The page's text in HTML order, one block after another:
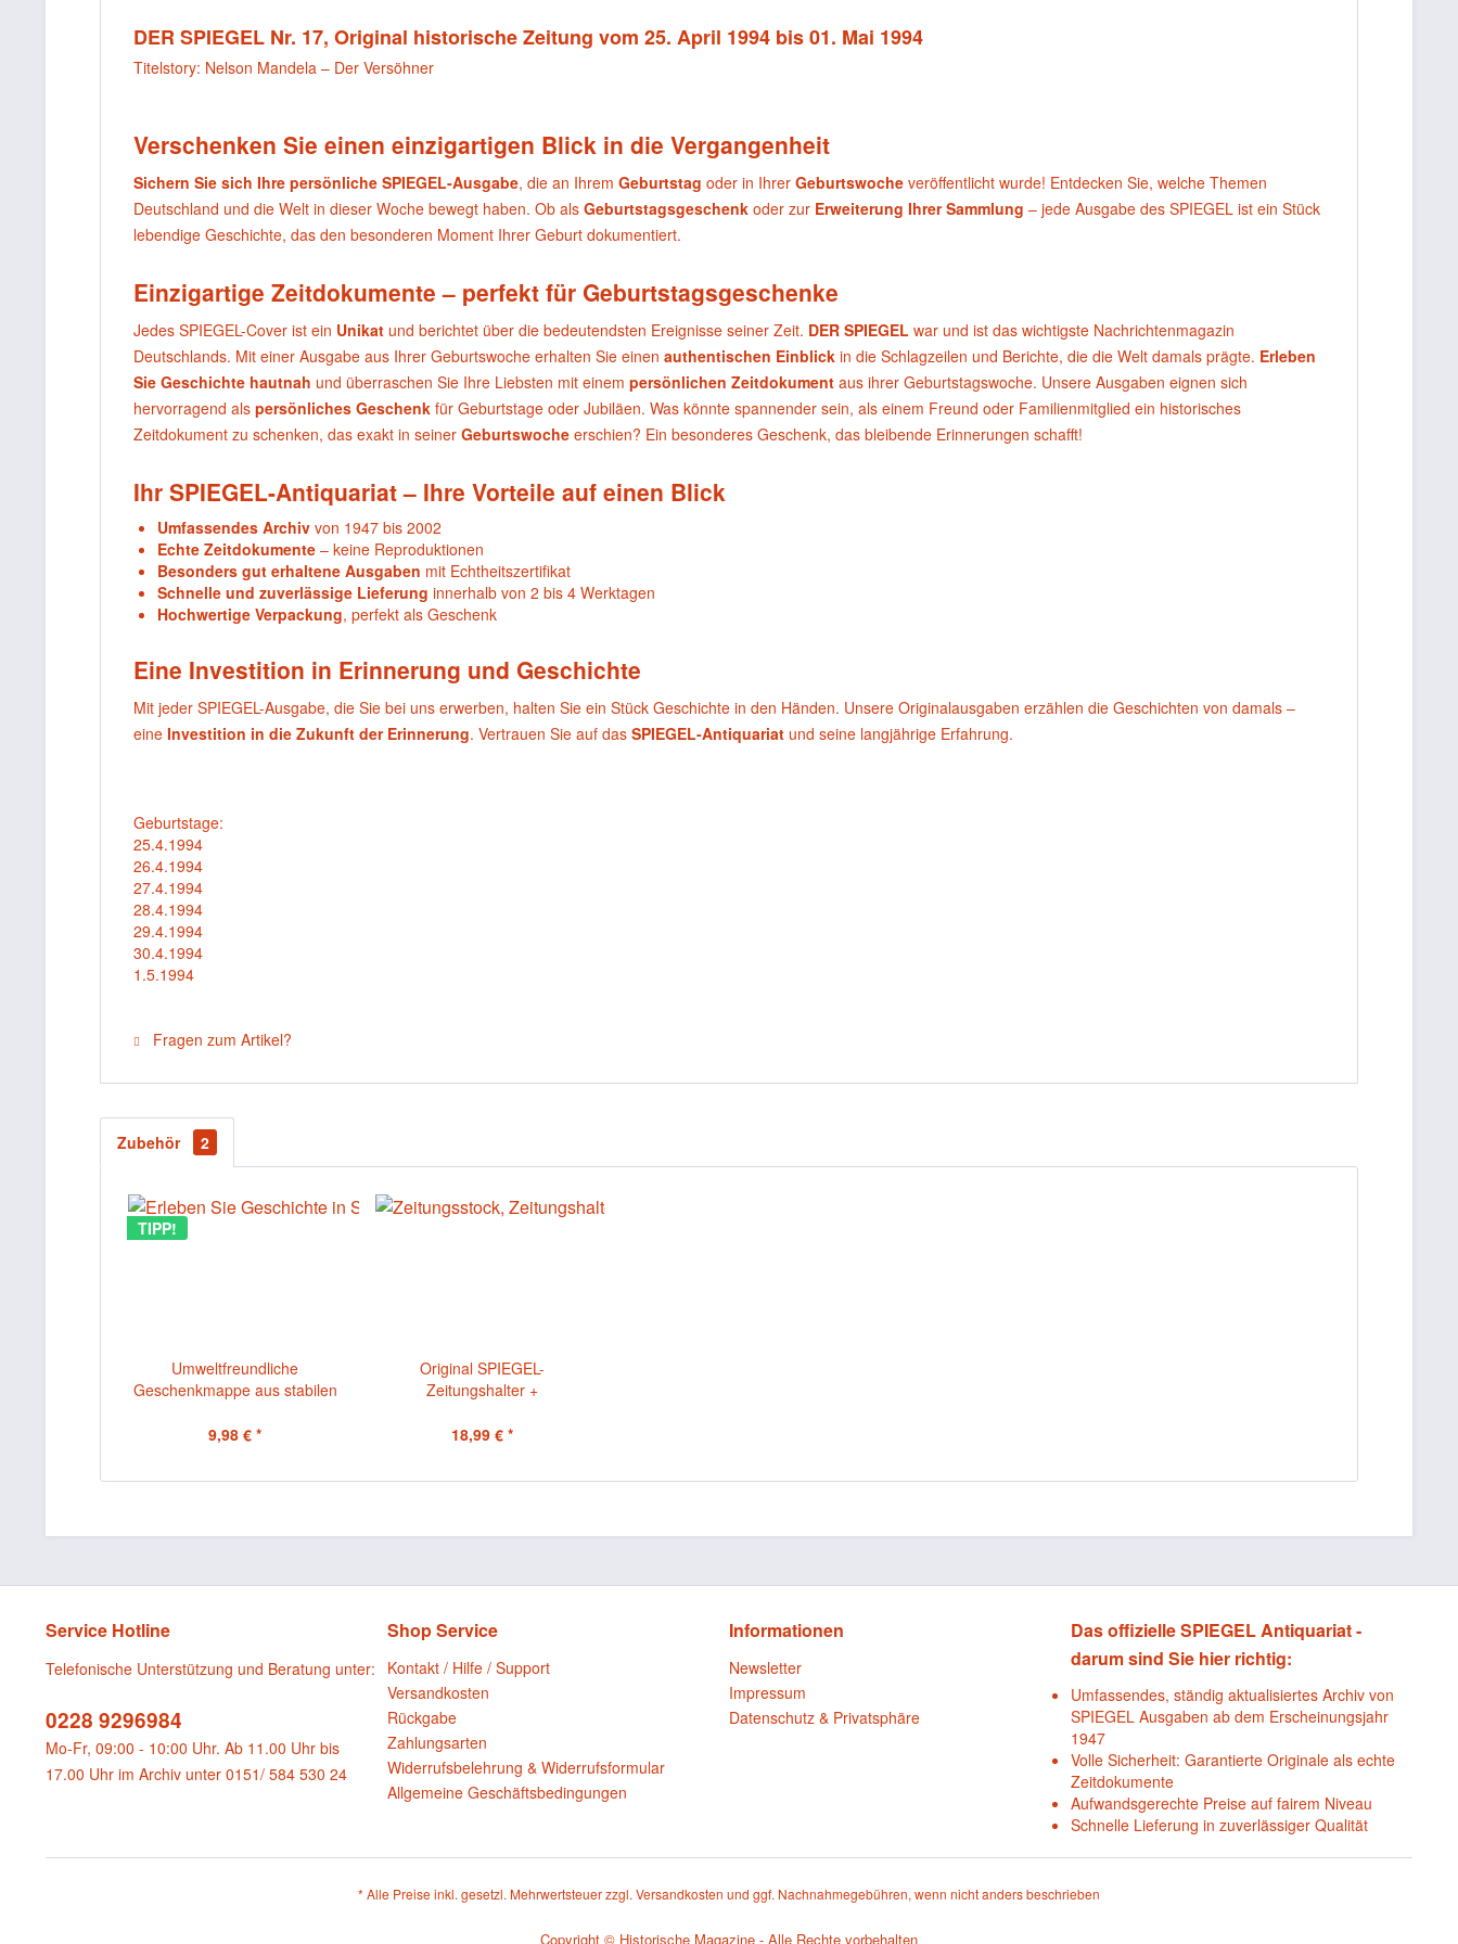
DER SPIEGEL Nr. 17, Original historische Zeitung vom 25. April 1994 bis 01. Mai 1994
Titelstory: Nelson Mandela – Der Versöhner
Verschenken Sie einen einzigartigen Blick in die Vergangenheit
Sichern Sie sich Ihre persönliche SPIEGEL-Ausgabe, die an Ihrem Geburtstag oder in Ihrer Geburtswoche veröffentlicht wurde! Entdecken Sie, welche Themen
Deutschland und die Welt in dieser Woche bewegt haben. Ob als Geburtstagsgeschenk oder zur Erweiterung Ihrer Sammlung – jede Ausgabe des SPIEGEL ist ein Stück
lebendige Geschichte, das den besonderen Moment Ihrer Geburt dokumentiert.
Einzigartige Zeitdokumente – perfekt für Geburtstagsgeschenke
Jedes SPIEGEL-Cover ist ein Unikat und berichtet über die bedeutendsten Ereignisse seiner Zeit. DER SPIEGEL war und ist das wichtigste Nachrichtenmagazin
Deutschlands. Mit einer Ausgabe aus Ihrer Geburtswoche erhalten Sie einen authentischen Einblick in die Schlagzeilen und Berichte, die die Welt damals prägte. Erleben
Sie Geschichte hautnah und überraschen Sie Ihre Liebsten mit einem persönlichen Zeitdokument aus ihrer Geburtstagswoche. Unsere Ausgaben eignen sich
hervorragend als persönliches Geschenk für Geburtstage oder Jubiläen. Was könnte spannender sein, als einem Freund oder Familienmitglied ein historisches
Zeitdokument zu schenken, das exakt in seiner Geburtswoche erschien? Ein besonderes Geschenk, das bleibende Erinnerungen schafft!
Ihr SPIEGEL-Antiquariat – Ihre Vorteile auf einen Blick
Umfassendes Archiv von 1947 bis 2002
Echte Zeitdokumente – keine Reproduktionen
Besonders gut erhaltene Ausgaben mit Echtheitszertifikat
Schnelle und zuverlässige Lieferung innerhalb von 2 bis 4 Werktagen
Hochwertige Verpackung, perfekt als Geschenk
Eine Investition in Erinnerung und Geschichte
Mit jeder SPIEGEL-Ausgabe, die Sie bei uns erwerben, halten Sie ein Stück Geschichte in den Händen. Unsere Originalausgaben erzählen die Geschichten von damals –
eine Investition in die Zukunft der Erinnerung. Vertrauen Sie auf das SPIEGEL-Antiquariat und seine langjährige Erfahrung.
Geburtstage:
25.4.1994
26.4.1994
27.4.1994
28.4.1994
29.4.1994
30.4.1994
1.5.1994
Fragen zum Artikel?
Zubehör 2
TIPP!
Umweltfreundliche
Geschenkmappe aus stabilen
9,98 € *
Original SPIEGEL-
Zeitungshalter +
18,99 € *
Service Hotline
Telefonische Unterstützung und Beratung unter:
0228 9296984
Mo-Fr, 09:00 - 10:00 Uhr. Ab 11.00 Uhr bis
17.00 Uhr im Archiv unter 0151/ 584 530 24
Shop Service
Kontakt / Hilfe / Support
Versandkosten
Rückgabe
Zahlungsarten
Widerrufsbelehrung & Widerrufsformular
Allgemeine Geschäftsbedingungen
Informationen
Newsletter
Impressum
Datenschutz & Privatsphäre
Das offizielle SPIEGEL Antiquariat -
darum sind Sie hier richtig:
Umfassendes, ständig aktualisiertes Archiv von
SPIEGEL Ausgaben ab dem Erscheinungsjahr
1947
Volle Sicherheit: Garantierte Originale als echte
Zeitdokumente
Aufwandsgerechte Preise auf fairem Niveau
Schnelle Lieferung in zuverlässiger Qualität
* Alle Preise inkl. gesetzl. Mehrwertsteuer zzgl. Versandkosten und ggf. Nachnahmegebühren, wenn nicht anders beschrieben
Copyright © Historische Magazine - Alle Rechte vorbehalten